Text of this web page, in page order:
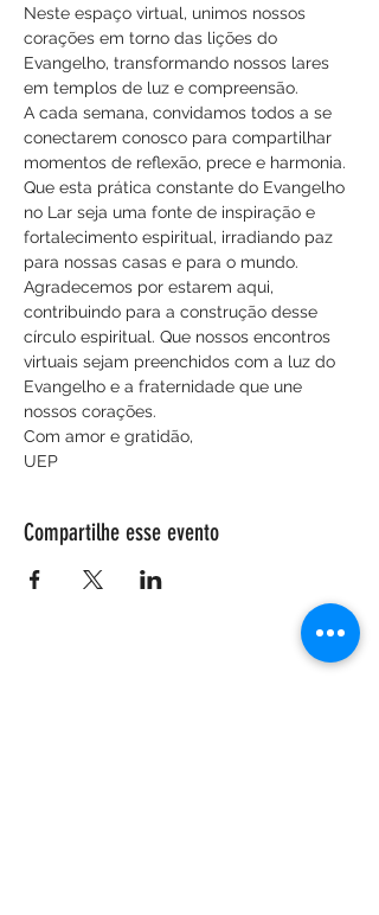
Neste espaço virtual, unimos nossos
corações em torno das lições do
Evangelho, transformando nossos lares
em templos de luz e compreensão.
A cada semana, convidamos todos a se
conectarem conosco para compartilhar
momentos de reflexão, prece e harmonia.
Que esta prática constante do Evangelho
no Lar seja uma fonte de inspiração e
fortalecimento espiritual, irradiando paz
para nossas casas e para o mundo.
Agradecemos por estarem aqui,
contribuindo para a construção desse
círculo espiritual. Que nossos encontros
virtuais sejam preenchidos com a luz do
Evangelho e a fraternidade que une
nossos corações.
Com amor e gratidão,
UEP
Compartilhe esse evento